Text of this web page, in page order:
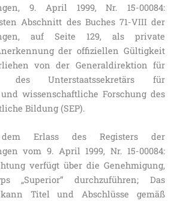
9. April 1999, Nr. 15-00084:
Abschnitt des Buches 71-VIII der
auf Seite 129, als private
der offiziellen Gültigkeit
von der Generaldirektion für
des Unterstaatssekretärs für
wissenschaftliche Forschung des
Bildung (SEP).
Erlass des Registers der
vom 9. April 1999, Nr. 15-00084:
verfügt über die Genehmigung,
„Superior“ durchzuführen; Das
Titel und Abschlüsse gemäß